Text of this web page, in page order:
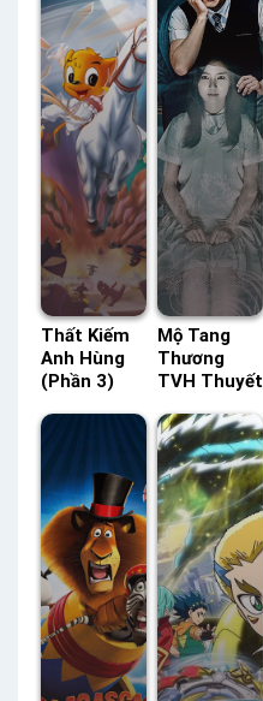
Thất Kiếm
Anh Hùng
(Phần 3)
Tiếng –
/ 108 Lồng
Tiếng
Mộ Tang
Thương
TVH Thuyết
Status: HD
Thuyết
Minh